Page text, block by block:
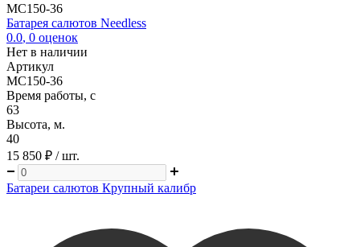
MC150-36
Батарея салютов Needless
0.0, 0 оценок
Нет в наличии
Артикул
MC150-36
Время работы, с
63
Высота, м.
40
15 850 ₽ / шт.
Батареи салютов Крупный калибр